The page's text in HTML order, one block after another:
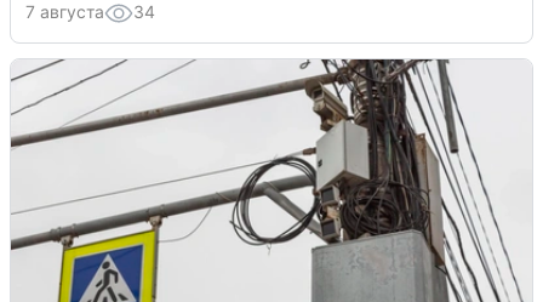
7 августа 34